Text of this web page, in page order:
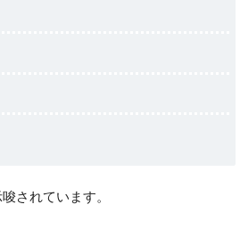
されています。